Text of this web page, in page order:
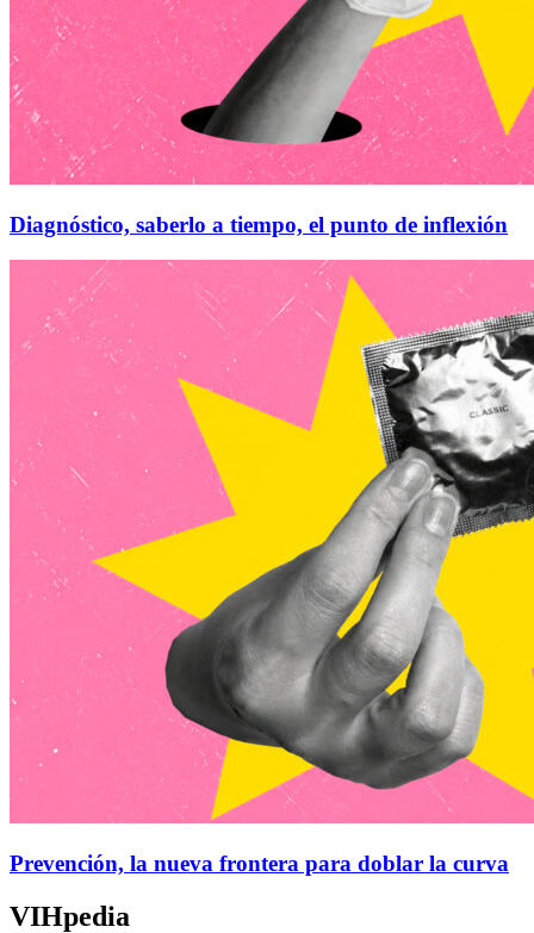
Diagnóstico, saberlo a tiempo, el punto de inflexión
Prevención, la nueva frontera para doblar la curva
VIHpedia